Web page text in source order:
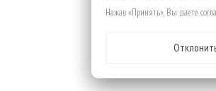
Нажав «Принять», Вы даете